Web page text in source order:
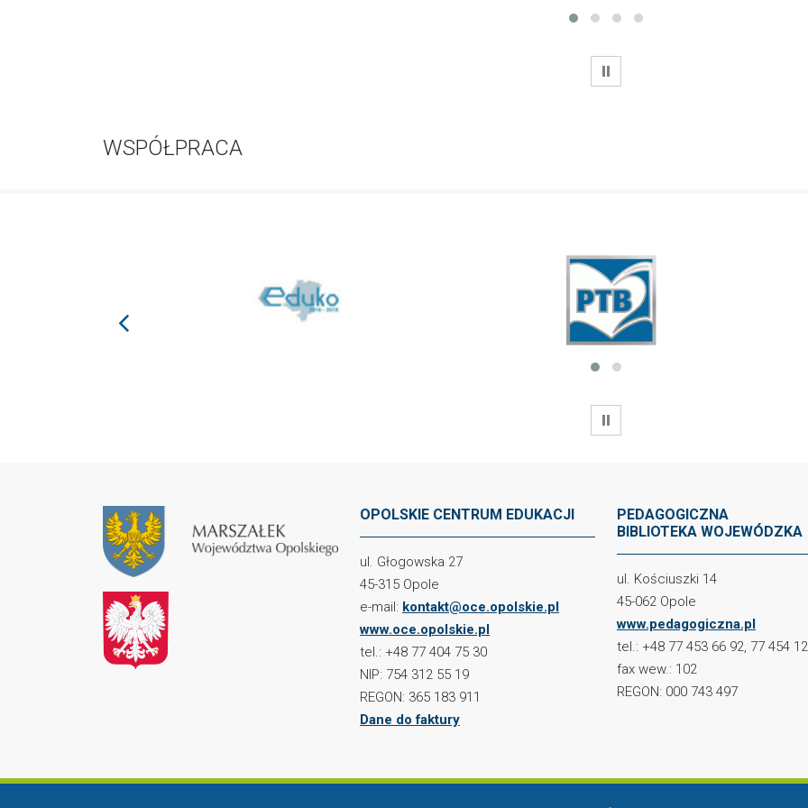
WSTRZYMAJ
WSPÓŁPRACA
prev
WSTRZYMAJ
OPOLSKIE CENTRUM EDUKACJI
ul. Głogowska 27
45-315 Opole
e-mail: kontakt@oce.opolskie.pl
www.oce.opolskie.pl
tel.: +48 77 404 75 30
NIP: 754 312 55 19
REGON: 365 183 911
Dane do faktury
PEDAGOGICZNA
BIBLIOTEKA WOJEWÓDZKA
ul. Kościuszki 14
45-062 Opole
www.pedagogiczna.pl
tel.: +48 77 453 66 92, 77 454
fax wew.: 102
REGON: 000 743 497